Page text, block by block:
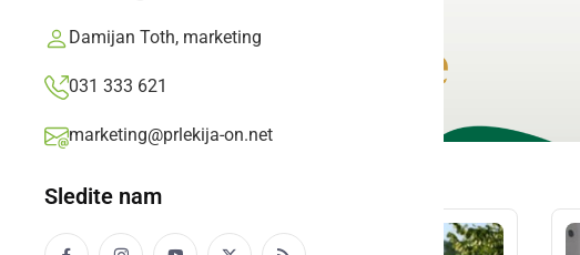
Damijan Toth, marketing
031 333 621
marketing@prlekija-on.net
Sledite nam